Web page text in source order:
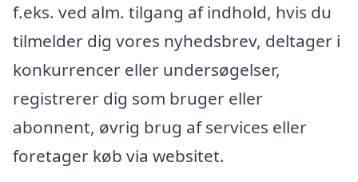
f.eks. ved alm. tilgang af indhold, hvis du
tilmelder dig vores nyhedsbrev, deltager i
konkurrencer eller undersøgelser,
registrerer dig som bruger eller
abonnent, øvrig brug af services eller
foretager køb via websitet.